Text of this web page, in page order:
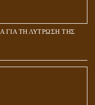
ΓΙΑ ΤΗ ΛΥΤΡΩΣΗ ΤΗΣ